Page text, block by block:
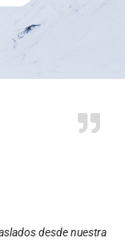
desde nuestra